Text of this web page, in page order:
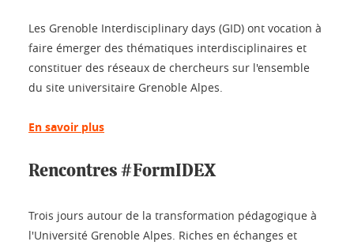
Les Grenoble Interdisciplinary days (GID) ont vocation à
faire émerger des thématiques interdisciplinaires et
constituer des réseaux de chercheurs sur l'ensemble
du site universitaire Grenoble Alpes.
En savoir plus
Rencontres #FormIDEX
Trois jours autour de la transformation pédagogique à
l'Université Grenoble Alpes. Riches en échanges et